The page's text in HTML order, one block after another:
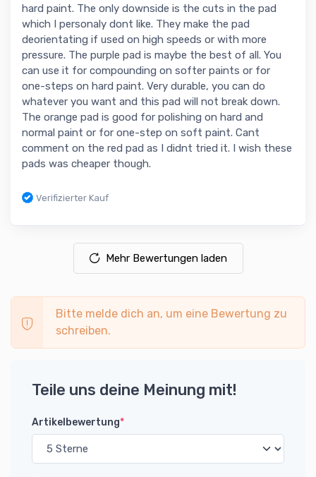
hard paint. The only downside is the cuts in the pad
which I personaly dont like. They make the pad
deorientating if used on high speeds or with more
pressure. The purple pad is maybe the best of all. You
can use it for compounding on softer paints or for
one-steps on hard paint. Very durable, you can do
whatever you want and this pad will not break down.
The orange pad is good for polishing on hard and
normal paint or for one-step on soft paint. Cant
comment on the red pad as I didnt tried it. I wish these
pads was cheaper though.
Verifizierter Kauf
Mehr Bewertungen laden
Bitte melde dich an, um eine Bewertung zu
schreiben.
Teile uns deine Meinung mit!
Artikelbewertung*